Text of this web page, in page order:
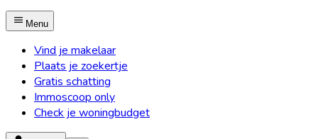
Menu
Vind je makelaar
Plaats je zoekertje
Gratis schatting
Immoscoop only
Check je woningbudget